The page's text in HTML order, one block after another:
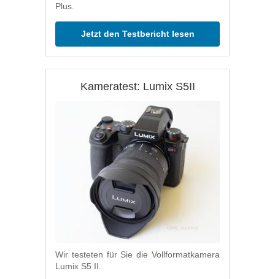
Plus.
Jetzt den Testbericht lesen
Kameratest: Lumix S5II
Wir testeten für Sie die Vollformatkamera
Lumix S5 II.